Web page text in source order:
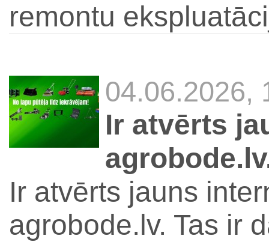
remontu
04.06.2026,
Ir atvērts
Ir atvērts jauns
agrobode.lv. Tas ir